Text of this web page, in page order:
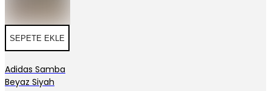
SEPETE EKLE
Adidas Samba
Beyaz Siyah